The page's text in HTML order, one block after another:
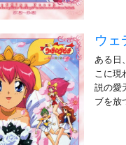
ウェ
ある日
こに現
説の愛
ブを放